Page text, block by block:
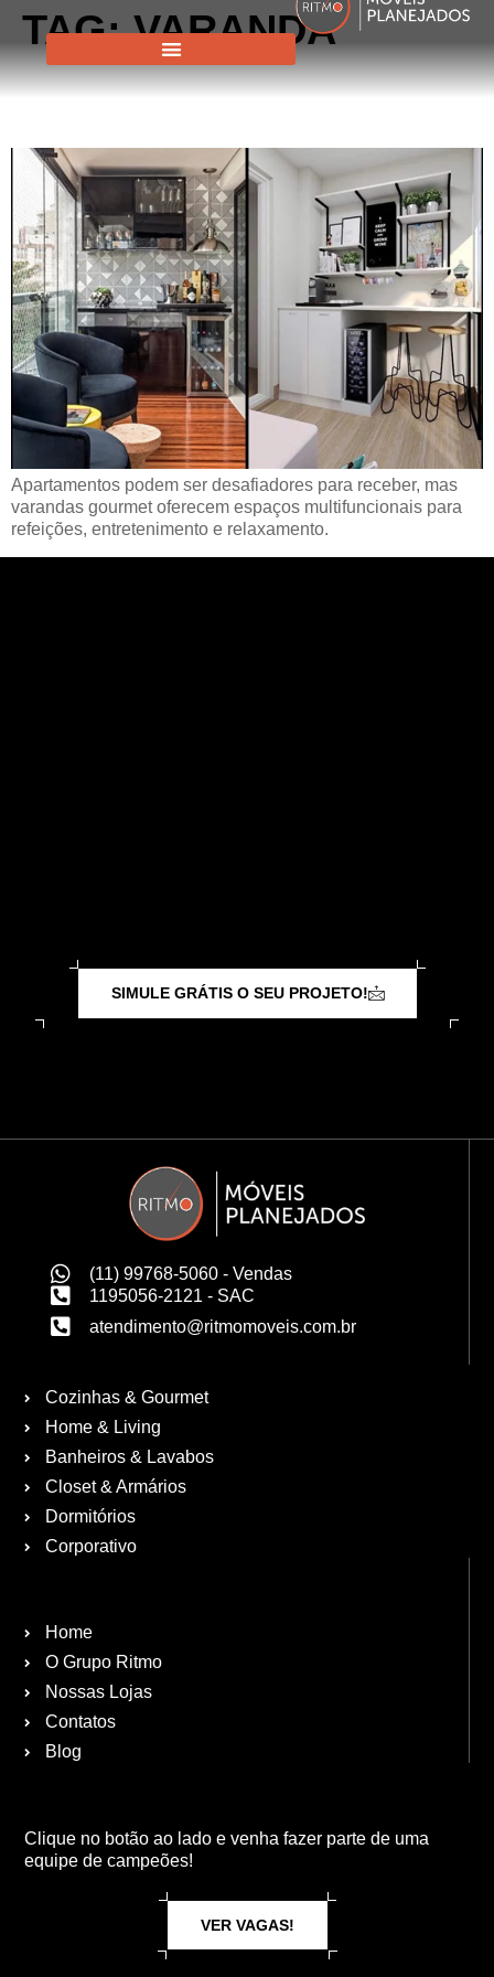
TAG:VARANDA
A (PEQUENA) VARANDA
Apartamentos podem ser desafiadores para receber, mas
varandas gourmet oferecem espaços multifuncionais para
refeições, entretenimento e relaxamento.
SIMULE GRÁTIS O SEU PROJETO!
(11) 99768-5060 - Vendas
1195056-2121 - SAC
atendimento@ritmomoveis.com.br
Cozinhas & Gourmet
Home & Living
Banheiros & Lavabos
Closet & Armários
Dormitórios
Corporativo
Home
O Grupo Ritmo
Nossas Lojas
Contatos
Blog
Clique no botão ao lado e venha fazer parte de uma
equipe de campeões!
VER VAGAS!